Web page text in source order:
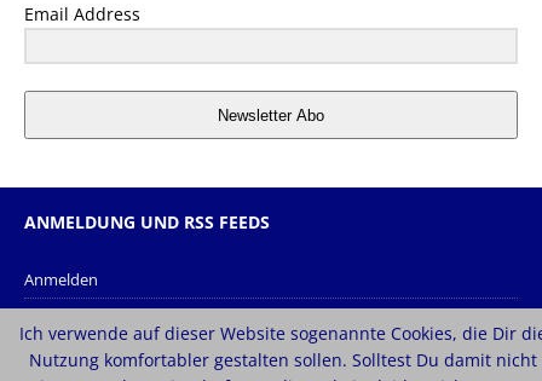
Email Address
Newsletter Abo
ANMELDUNG UND RSS FEEDS
Anmelden
Kommentar-Feed
Ich verwende auf dieser Website sogenannte Cookies, die Dir
Nutzung komfortabler gestalten sollen. Solltest Du damit nicht